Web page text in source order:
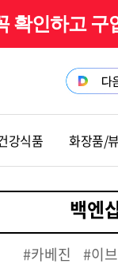
확인하고
강식품 화장품/
#카베진 #이